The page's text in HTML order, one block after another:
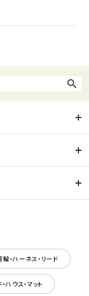
輪・ハーネス・リード
ハウス・マット